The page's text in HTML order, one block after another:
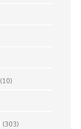
(10)
(303)